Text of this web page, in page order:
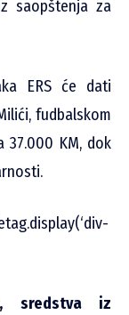
saopštenja za
ERS će dati
fudbalskom
37.000 KM, dok
sredstva iz